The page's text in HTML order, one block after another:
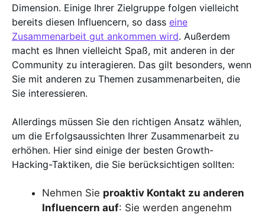
Dimension. Einige Ihrer Zielgruppe folgen vielleicht
bereits diesen Influencern, so dass eine
Zusammenarbeit gut ankommen wird. Außerdem
macht es Ihnen vielleicht Spaß, mit anderen in der
Community zu interagieren. Das gilt besonders, wenn
Sie mit anderen zu Themen zusammenarbeiten, die
Sie interessieren.
Allerdings müssen Sie den richtigen Ansatz wählen,
um die Erfolgsaussichten Ihrer Zusammenarbeit zu
erhöhen. Hier sind einige der besten Growth-
Hacking-Taktiken, die Sie berücksichtigen sollten:
Nehmen Sie proaktiv Kontakt zu anderen
Influencern auf: Sie werden angenehm